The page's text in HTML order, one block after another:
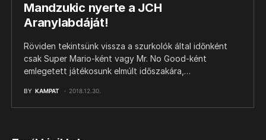
Mandzukic nyerte a JCH
Aranylabdáját!
Röviden tekintsünk vissza a szurkolók által időnként
csak Super Mario-ként vagy Mr. No Good-ként
emlegetett játékosunk elmúlt időszakára,…
BY KAMPAT 2018.12.30.